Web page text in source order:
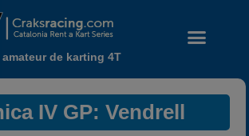
de karting 4T
IV GP: Vendrell